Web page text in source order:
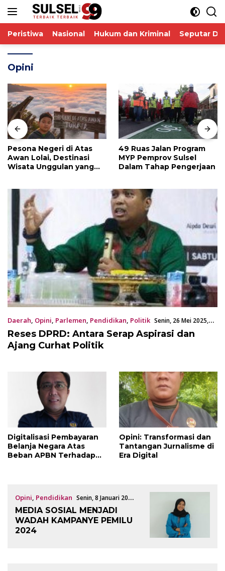
Langsung
Peristiwa Nasional Hukum dan Kriminal Seputar
Opini
Pesona Negeri di Atas
Awan Lolai, Destinasi
Wisata Unggulan yang
49 Ruas Jalan Program
MYP Pemprov Sulsel
Dalam Tahap Pengerjaan
Daerah, Opini, Parlemen, Pendidikan, Politik Senin, 26 Mei 2025,
09:16 WITA
Reses DPRD: Antara Serap Aspirasi dan
Ajang Curhat Politik
Digitalisasi Pembayaran
Belanja Negara Atas
Beban APBN Terhadap
Opini: Transformasi dan
Tantangan Jurnalisme di
Era Digital
Opini, Pendidikan Senin, 8 Januari 2024,
22:35 WITA
MEDIA SOSIAL MENJADI
WADAH KAMPANYE PEMILU
2024